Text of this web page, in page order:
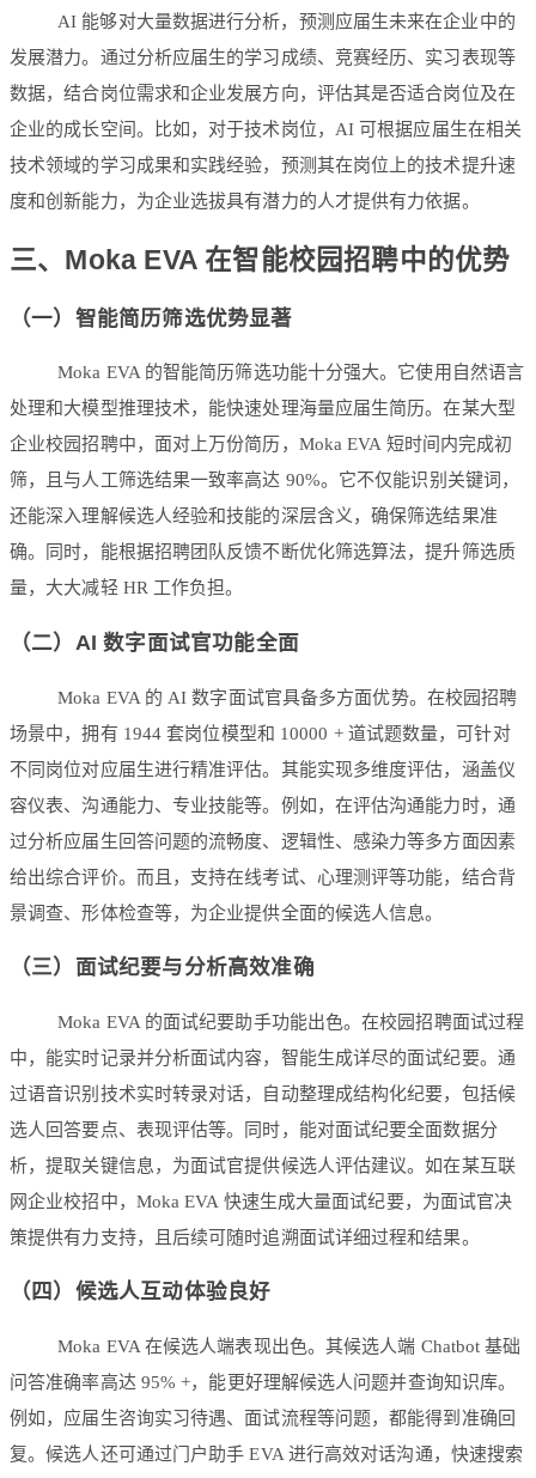
AI 能够对大量数据进行分析，预测应届生未来在企业中的
发展潜力。通过分析应届生的学习成绩、竞赛经历、实习表现等
数据，结合岗位需求和企业发展方向，评估其是否适合岗位及在
企业的成长空间。比如，对于技术岗位，AI 可根据应届生在相关
技术领域的学习成果和实践经验，预测其在岗位上的技术提升速
度和创新能力，为企业选拔具有潜力的人才提供有力依据。
三、Moka EVA 在智能校园招聘中的优势
（一）智能简历筛选优势显著
Moka EVA 的智能简历筛选功能十分强大。它使用自然语言
处理和大模型推理技术，能快速处理海量应届生简历。在某大型
企业校园招聘中，面对上万份简历，Moka EVA 短时间内完成初
筛，且与人工筛选结果一致率高达 90%。它不仅能识别关键词，
还能深入理解候选人经验和技能的深层含义，确保筛选结果准
确。同时，能根据招聘团队反馈不断优化筛选算法，提升筛选质
量，大大减轻 HR 工作负担。
（二）AI 数字面试官功能全面
Moka EVA 的 AI 数字面试官具备多方面优势。在校园招聘
场景中，拥有 1944 套岗位模型和 10000 + 道试题数量，可针对
不同岗位对应届生进行精准评估。其能实现多维度评估，涵盖仪
容仪表、沟通能力、专业技能等。例如，在评估沟通能力时，通
过分析应届生回答问题的流畅度、逻辑性、感染力等多方面因素
给出综合评价。而且，支持在线考试、心理测评等功能，结合背
景调查、形体检查等，为企业提供全面的候选人信息。
（三）面试纪要与分析高效准确
Moka EVA 的面试纪要助手功能出色。在校园招聘面试过程
中，能实时记录并分析面试内容，智能生成详尽的面试纪要。通
过语音识别技术实时转录对话，自动整理成结构化纪要，包括候
选人回答要点、表现评估等。同时，能对面试纪要全面数据分
析，提取关键信息，为面试官提供候选人评估建议。如在某互联
网企业校招中，Moka EVA 快速生成大量面试纪要，为面试官决
策提供有力支持，且后续可随时追溯面试详细过程和结果。
（四）候选人互动体验良好
Moka EVA 在候选人端表现出色。其候选人端 Chatbot 基础
问答准确率高达 95% +，能更好理解候选人问题并查询知识库。
例如，应届生咨询实习待遇、面试流程等问题，都能得到准确回
复。候选人还可通过门户助手 EVA 进行高效对话沟通，快速搜索